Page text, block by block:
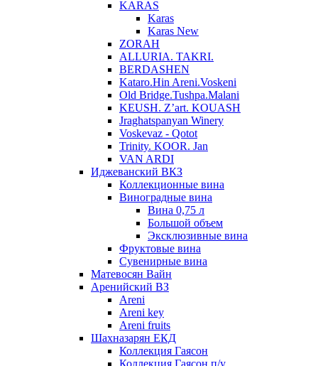
KARAS
Karas
Karas New
ZORAH
ALLURIA. TAKRI.
BERDASHEN
Kataro.Hin Areni.Voskeni
Old Bridge.Tushpa.Malani
KEUSH. Z’art. KOUASH
Jraghatspanyan Winery
Voskevaz - Qotot
Trinity. KOOR. Jan
VAN ARDI
Иджеванский ВКЗ
Коллекционные вина
Виноградные вина
Вина 0,75 л
Большой объем
Эксклюзивные вина
Фруктовые вина
Cувенирные вина
Матевосян Вайн
Аренийский ВЗ
Areni
Areni key
Areni fruits
Шахназарян ЕКД
Коллекция Гаясон
Коллекция Гаясон п/у